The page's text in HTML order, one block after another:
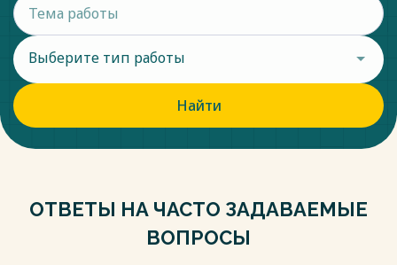
Выберите тип работы
Найти
ОТВЕТЫ НА ЧАСТО ЗАДАВАЕМЫЕ
ВОПРОСЫ